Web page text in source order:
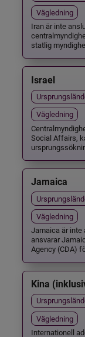
Vägledning
Iran är inte
statlig
Israel
Vägledning
Social Affairs,
Jamaica
Vägledning
Jamaica är inte
ansvarar
Agency (CDA)
Kina
Vägledning
Internationell